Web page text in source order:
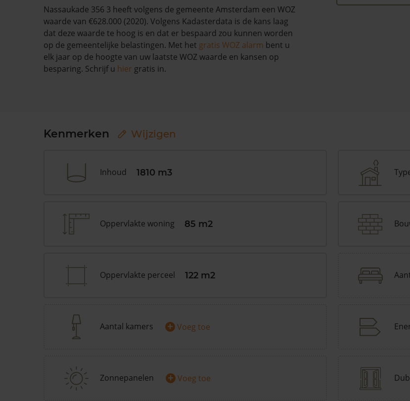
Nassaukade 356 3 heeft volgens de gemeente Amsterdam een WOZ
waarde van €628.000 (2020). Volgens Kadasterdata is de kans laag
dat deze waarde te hoog is en dat er bespaard zou kunnen worden
op de gemeentelijke belastingen. Met het gratis WOZ alarm bent u
elk jaar op de hoogte van uw laatste WOZ waarde en kansen op
besparing. Schrijf u hier gratis in.
Kenmerken Wijzigen
Inhoud 1810 m3
Oppervlakte woning 85 m2
Oppervlakte perceel 122 m2
Aantal kamers + Voeg toe
Zonnepanelen + Voeg toe